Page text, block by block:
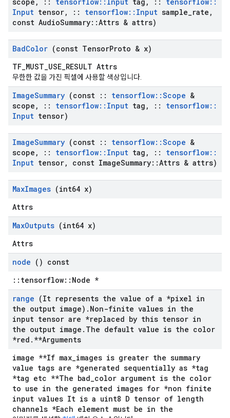
Input tensor, :: tensorflow:: Input sample rate ,
const AudioSummary::Attrs & attrs)
BadColor (const TensorProto & x)
TF_MUST_USE_RESULT Attrs
무한한 값을 가진 픽셀에 사용할 색상입니다.
ImageSummary (const :: tensorflow::Scope &
scope , :: tensorflow:: Input tag , :: tensorflow::
Input tensor)
ImageSummary (const :: tensorflow::Scope &
scope , :: tensorflow:: Input tag , :: tensorflow::
Input tensor, const ImageSummary::Attrs & attrs)
MaxImages (int64 x)
Attrs
MaxOutputs (int64 x)
Attrs
node () const
::tensorflow::Node *
range (It represents the value of a *pixel in
the output image) . Non-finite values in the
input tensor are *replaced by this tensor in
the output image . The default value is the color
*red . **Arguments
image **If max_images is greater the summary
value tags are *generated sequentially as *tag
*tag etc **The bad_color argument is the color
to use in the generated images for *non finite
input values It is a uint8 D tensor of length
channels *Each element must be in the